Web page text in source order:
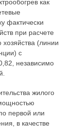
как
фактически
при расчете
хозяйства (линии
с
независимо
жилого
первой или
в качестве